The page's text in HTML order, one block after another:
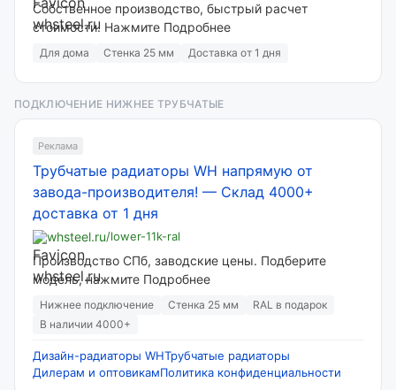
Собственное производство, быстрый расчет
стоимости. Нажмите Подробнее
Для дома Стенка 25 мм Доставка от 1 дня
ПОДКЛЮЧЕНИЕ НИЖНЕЕ ТРУБЧАТЫЕ
Реклама
Трубчатые радиаторы WH напрямую от
завода-производителя! — Склад 4000+
доставка от 1 дня
whsteel.ru/lower-11k-ral
Производство СПб, заводские цены. Подберите
модель, нажмите Подробнее
Нижнее подключение Стенка 25 мм
RAL в подарок
В наличии 4000+
Дизайн-радиаторы WHТрубчатые радиаторы
Дилерам и оптовикамПолитика конфиденциальности